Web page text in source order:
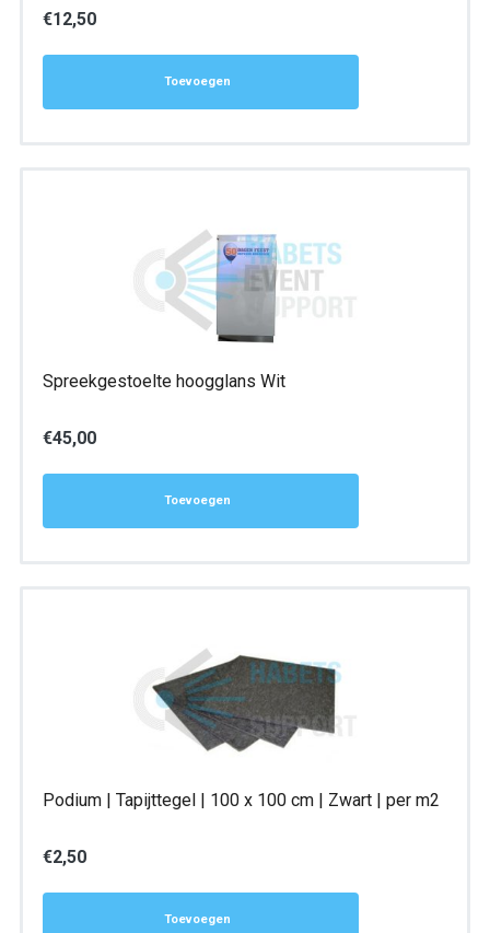
€12,50
Toevoegen
Spreekgestoelte hoogglans Wit
€45,00
Toevoegen
Podium | Tapijttegel | 100 x 100 cm | Zwart | per m2
€2,50
Toevoegen